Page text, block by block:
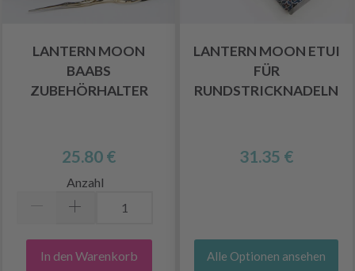
LANTERN MOON
BAABS
ZUBEHÖRHALTER
25.80 €
Anzahl
In den Warenkorb
LANTERN MOON ETUI
FÜR
RUNDSTRICKNADELN
31.35 €
Alle Optionen ansehen